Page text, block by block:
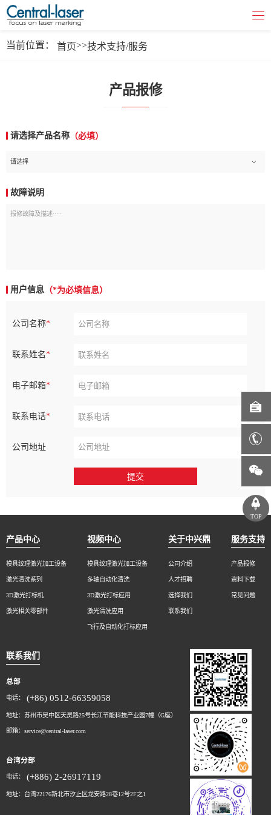
当前位置： 首页>>技术支持/服务
产品报修
请选择产品名称 （必填）
请选择
故障说明
用户信息 （*为必填信息）
公司名称
联系姓名
电子邮箱
联系电话
公司地址
提交
产品中心
模具纹理激光加工设备
激光清洗系列
3D激光打标机
激光相关零部件
视频中心
模具纹理激光加工设备
多轴自动化清洗
3D激光打标应用
激光清洗应用
飞行及自动化打标应用
关于中兴鼎
公司介绍
人才招聘
选择我们
联系我们
服务支持
产品报修
资料下载
常见问题
联系我们
总部
电话： (+86) 0512-66359058
地址：苏州市吴中区天灵路25号长江节能科技产业园7幢（G座）
邮箱： service@central-laser.com
台湾分部
电话： (+886) 2-26917119
地址：台湾22176新北市汐止区龙安路28巷12号2F之1
TOP